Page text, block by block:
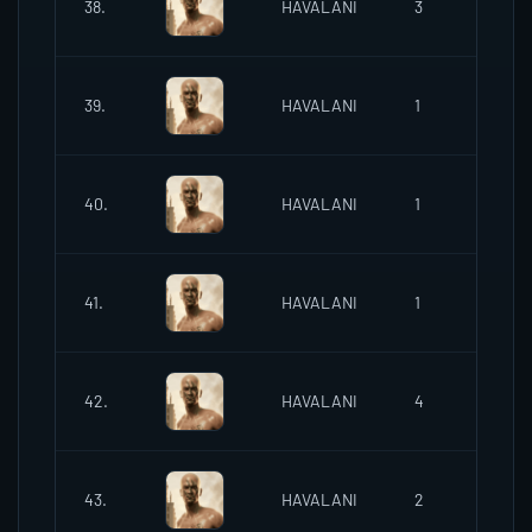
38. HAVALANI 3
39. HAVALANI 1
40. HAVALANI 1
41. HAVALANI 1
42. HAVALANI 4
43. HAVALANI 2